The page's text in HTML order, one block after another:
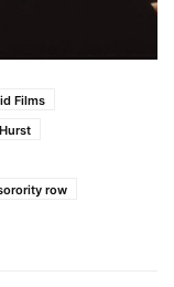
Films
row